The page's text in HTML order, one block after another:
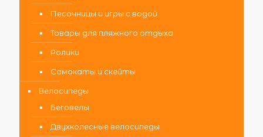
Песочницы и игры с водой
Товары для пляжного отдыха
Ролики
Самокаты и скейты
Велосипеды
Беговелы
Двухколесные велосипеды